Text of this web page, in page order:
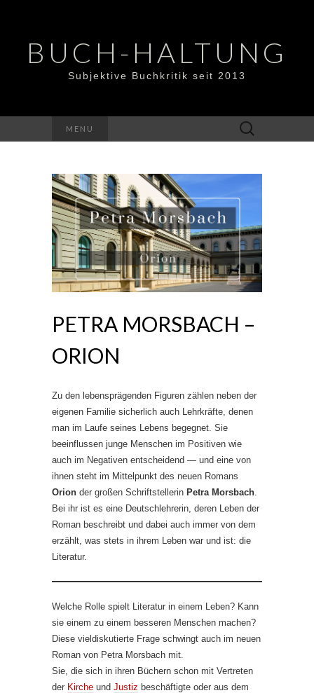
BUCH-HALTUNG
Subjektive Buchkritik seit 2013
MENU
Suchen
nach:
PETRA MORSBACH –
ORION
Zu den lebensprägenden Figuren zählen neben der
eigenen Familie sicherlich auch Lehrkräfte, denen
man im Laufe seines Lebens begegnet. Sie
beeinflussen junge Menschen im Positiven wie
auch im Negativen entscheidend — und eine von
ihnen steht im Mittelpunkt des neuen Romans
Orion der großen Schriftstellerin Petra Morsbach
Bei ihr ist es eine Deutschlehrerin, deren Leben der
Roman beschreibt und dabei auch immer von dem
erzählt, was stets in ihrem Leben war und ist: die
Literatur.
Welche Rolle spielt Literatur in einem Leben? Kann
sie einem zu einem besseren Menschen machen?
Diese vieldiskutierte Frage schwingt auch im neuen
Roman von Petra Morsbach mit.
Sie, die sich in ihren Büchern schon mit Vertreten
der Kirche und Justiz beschäftigte oder aus dem